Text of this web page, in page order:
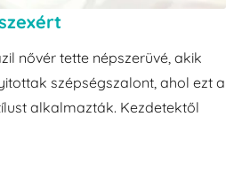
nővér tette népszerüvé, akik
szépségszalont, ahol ezt a
alkalmazták. Kezdetektől